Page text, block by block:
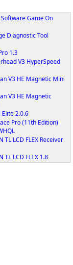
Game On
Diagnostic Tool
1.3
V3 HyperSpeed
V3 HE Magnetic Mini
V3 HE Magnetic
2.0.6
Pro (11th Edition)
TL LCD FLEX Receiver
TL LCD FLEX 1.8